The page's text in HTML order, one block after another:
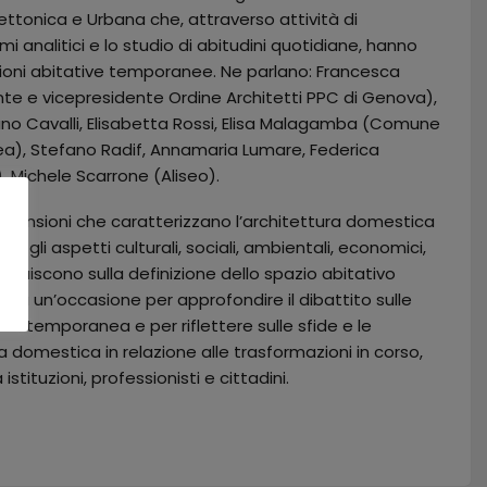
e Urbana che, attraverso attività di
analitici e lo studio di abitudini quotidiane, hanno
abitative temporanee. Ne parlano: Francesca
e vicepresidente Ordine Architetti PPC di Genova),
Cavalli, Elisabetta Rossi, Elisa Malagamba (Comune
Stefano Radif, Annamaria Lumare, Federica
Scarrone (Aliseo).
che caratterizzano l’architettura domestica
gli aspetti culturali, sociali, ambientali, economici,
sulla definizione dello spazio abitativo
un’occasione per approfondire il dibattito sulle
e per riflettere sulle sfide e le
in relazione alle trasformazioni in corso,
professionisti e cittadini.